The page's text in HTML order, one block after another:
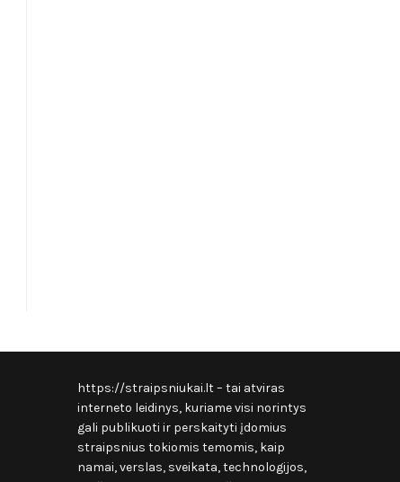
https://straipsniukai.lt– tai atviras
interneto leidinys, kuriame visi norintys
gali publikuoti ir perskaityti įdomius
straipsnius tokiomis temomis, kaip
namai, verslas, sveikata, technologijos,